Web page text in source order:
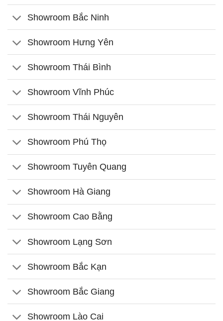
Showroom Bắc Ninh
Showroom Hưng Yên
Showroom Thái Bình
Showroom Vĩnh Phúc
Showroom Thái Nguyên
Showroom Phú Thọ
Showroom Tuyên Quang
Showroom Hà Giang
Showroom Cao Bằng
Showroom Lạng Sơn
Showroom Bắc Kạn
Showroom Bắc Giang
Showroom Lào Cai